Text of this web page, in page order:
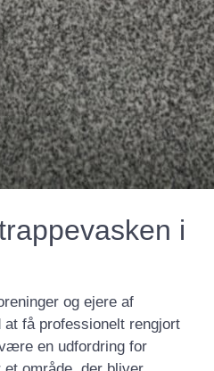
i
og ejere af
at få professionelt rengjort
en udfordring for